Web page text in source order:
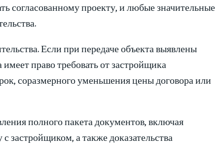
согласованному проекту, и любые значительные
Если при передаче объекта выявлены
право требовать от застройщика
соразмерного уменьшения цены договора или
полного пакета документов, включая
застройщиком, а также доказательства